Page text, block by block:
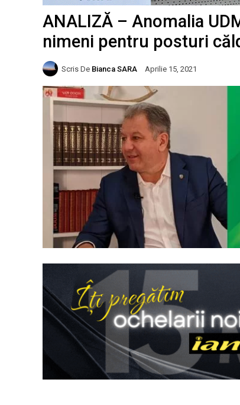
ANALIZĂ – Anomalia
nimeni pentru posturi
Scris De Bianca SARA Aprilie 15, 2021